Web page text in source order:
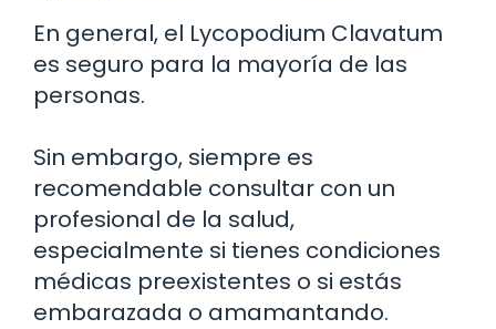
En general, el Lycopodium Clavatum
es seguro para la mayoría de las
personas.
Sin embargo, siempre es
recomendable consultar con un
profesional de la salud,
especialmente si tienes condiciones
médicas preexistentes o si estás
embarazada o amamantando.